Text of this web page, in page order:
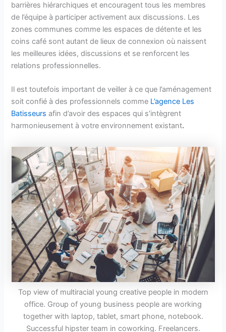
barrières hiérarchiques et encouragent tous les membres
de l’équipe à participer activement aux discussions. Les
zones communes comme les espaces de détente et les
coins café sont autant de lieux de connexion où naissent
les meilleures idées, discussions et se renforcent les
relations professionnelles.
Il est toutefois important de veiller à ce que l’aménagement
soit confié à des professionnels comme L’agence Les
Batisseurs afin d’avoir des espaces qui s’intègrent
harmonieusement à votre environnement existant.
Top view of multiracial young creative people in modern
office. Group of young business people are working
together with laptop, tablet, smart phone, notebook.
Successful hipster team in coworking. Freelancers.